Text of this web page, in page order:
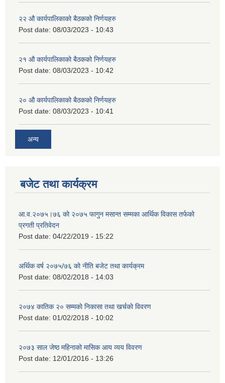
२‍२ औ कार्यपालिकाको बैठकको निर्णयहरु
Post date: 08/03/2023 - 10:43
२‍१ औ कार्यपालिकाको बैठकको निर्णयहरु
Post date: 08/03/2023 - 10:42
२‍० औ कार्यपालिकाको बैठकको निर्णयहरु
Post date: 08/03/2023 - 10:41
अन्य
बजेट तथा कार्यक्रम
आ.व.२०७५।७६ को २०७५ फागुन मसान्त सम्मका आर्थिक विकास तर्फको
प्रगती प्रतिवेदन
Post date: 04/22/2019 - 15:22
अर्थिक वर्ष २०७५/७६ को नीति बजेट तथा कार्यक्रम
Post date: 08/02/2018 - 14:03
२०७४ कातिक २० सम्मकाे निकासा तथा खर्चकाे विवरण
Post date: 01/02/2018 - 10:02
२०७३ साल जेष्ठ महिनाको मासिक आय व्यय विवरण
Post date: 12/01/2016 - 13:26